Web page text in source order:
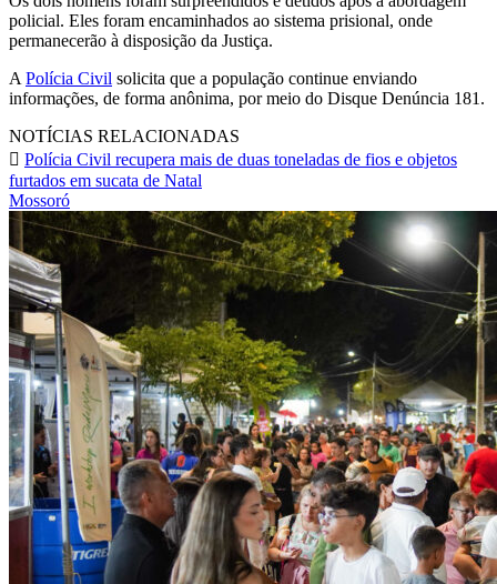
policial. Eles foram encaminhados ao sistema prisional, onde
permanecerão à disposição da Justiça.
A Polícia Civil solicita que a população continue enviando
informações, de forma anônima, por meio do Disque Denúncia 181.
NOTÍCIAS RELACIONADAS
Polícia Civil recupera mais de duas toneladas de fios e objetos
furtados em sucata de Natal
Mossoró